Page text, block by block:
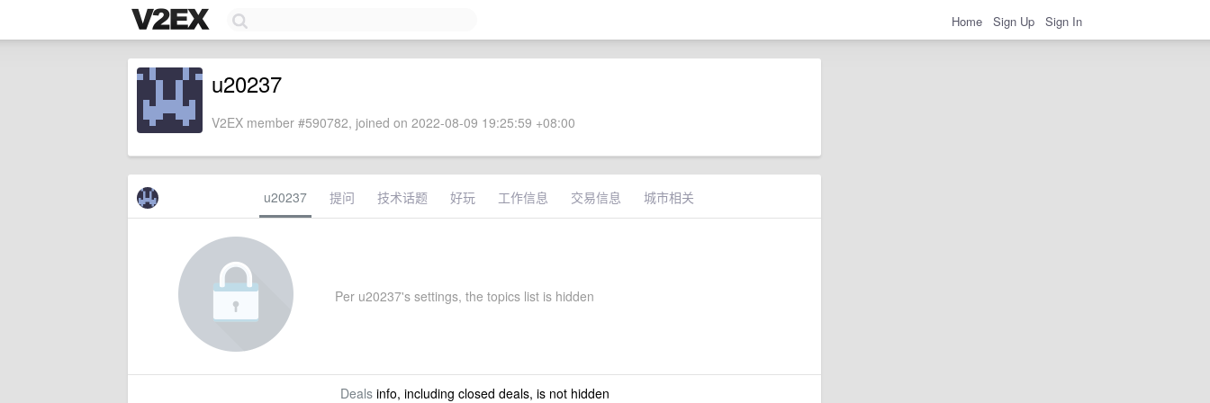
Home Sign Up Sign In
u20237
V2EX member #590782, joined on 2022-08-09 19:25:59 +08:00
u20237 提问 技术话题 好玩 工作信息 交易信息 城市相关
Per u20237's settings, the topics list is hidden
Dealsinfo, including closed deals, is not hidden